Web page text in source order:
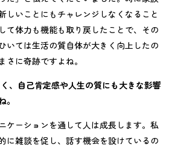
しいことにもチャレンジしなくなること
て体力も機能も取り戻したことで、その
いては生活の質自体が大きく向上したの
さに奇跡ですよね。
、自己肯定感や人生の質にも大きな影響
ケーションを通して人は成長します。私
に雑談を促し、話す機会を設けているの